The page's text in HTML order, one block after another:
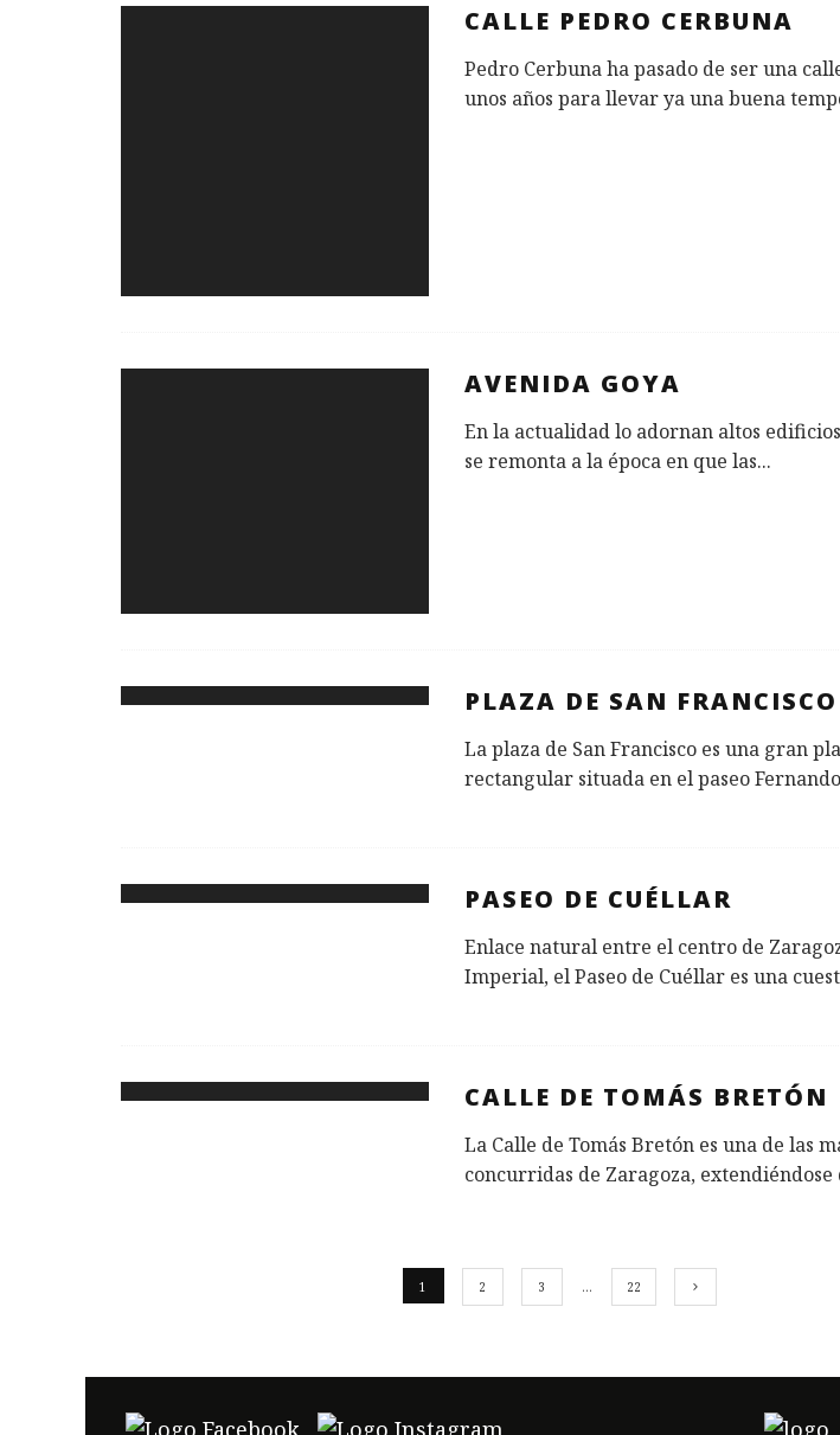
CALLE PEDRO CERBUNA
Pedro Cerbuna ha pasado de ser una
unos años para llevar ya una buena
AVENIDA GOYA
En la actualidad lo adornan altos
se remonta a la época en que las...
PLAZA DE SAN FRANCISCO
La plaza de San Francisco es una gran
rectangular situada en el paseo
PASEO DE CUÉLLAR
Enlace natural entre el centro de
Imperial, el Paseo de Cuéllar es una
CALLE DE TOMÁS BRETÓN
La Calle de Tomás Bretón es una de las
concurridas de Zaragoza, extendiéndose
1 2 3 … 22